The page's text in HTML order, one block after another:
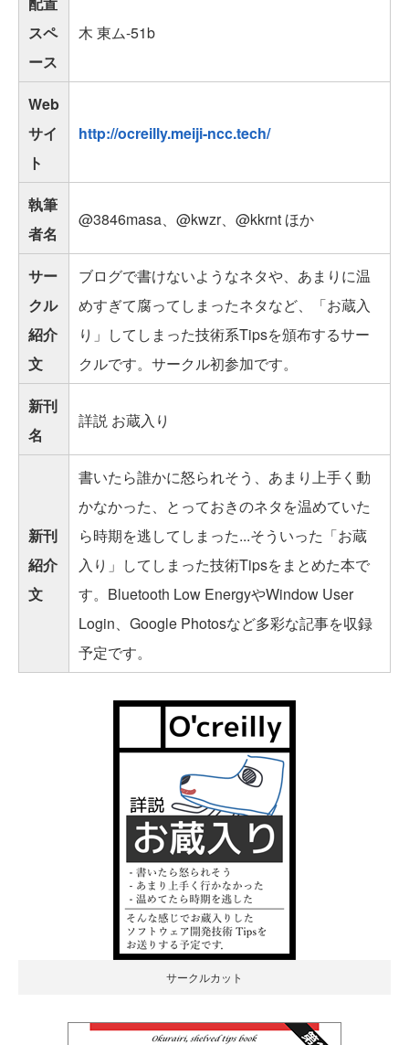
スペ
ース
木 東ム-51b
Web
サイ
ト
http://ocreilly.meiji-ncc.tech/
執筆
者名
@3846masa、@kwzr、@kkrnt ほか
サー
クル
紹介
文
ブログで書けないようなネタや、あまりに温
めすぎて腐ってしまったネタなど、「お蔵入
り」してしまった技術系Tipsを頒布するサー
クルです。サークル初参加です。
新刊
名
詳説 お蔵入り
新刊
紹介
文
書いたら誰かに怒られそう、あまり上手く動
かなかった、とっておきのネタを温めていた
ら時期を逃してしまった...そういった「お蔵
入り」してしまった技術Tipsをまとめた本で
す。Bluetooth Low EnergyやWindow User
Login、Google Photosなど多彩な記事を収録
予定です。
サークルカット